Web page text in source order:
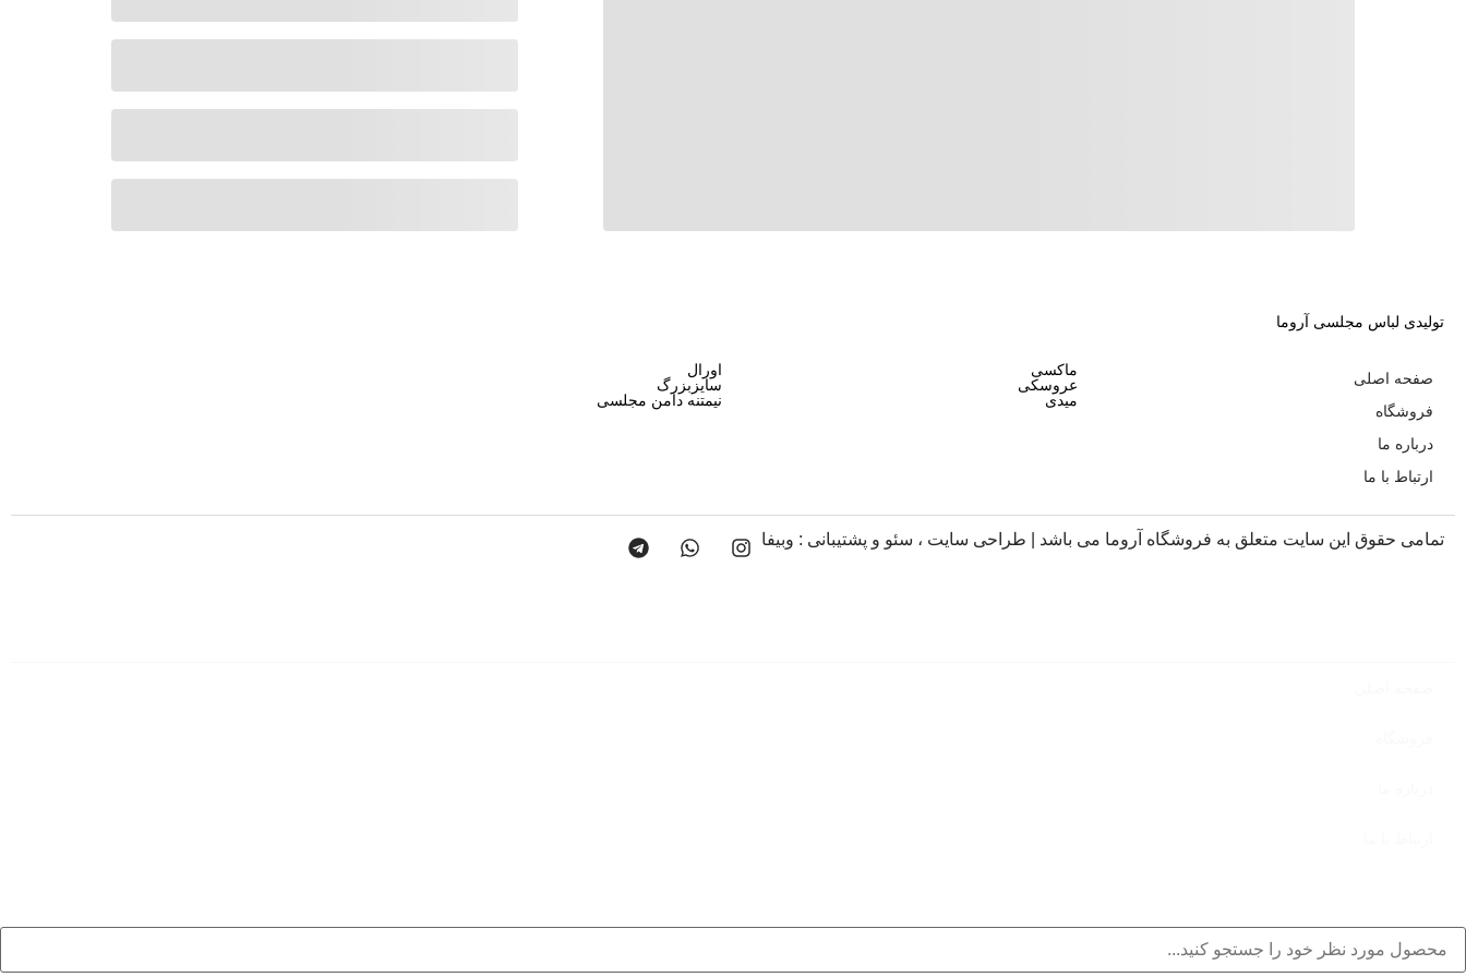
تولیدی لباس مجلسی آروما
اورال
سایزبزرگ
نیمتنه دامن مجلسی
ماکسی
عروسکی
میدی
صفحه اصلی
فروشگاه
درباره ما
ارتباط با ما
تمامی حقوق این سایت متعلق به فروشگاه آروما می باشد | طراحی سایت ، سئو و پشتیبانی : وبیفا